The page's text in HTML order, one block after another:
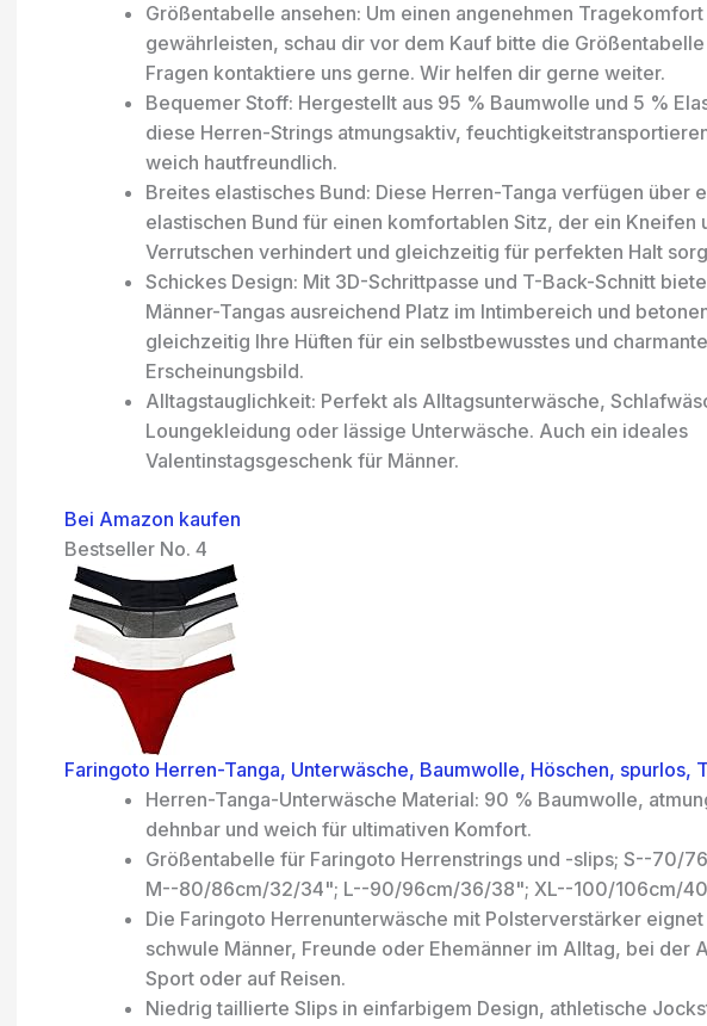
Größentabelle ansehen: Um einen angenehmen Tragekomfort
gewährleisten, schau dir vor dem Kauf bitte die Größentabelle
Fragen kontaktiere uns gerne. Wir helfen dir gerne weiter.
Bequemer Stoff: Hergestellt aus 95 % Baumwolle und 5 %
diese Herren-Strings atmungsaktiv,
weich hautfreundlich.
Breites elastisches Bund: Diese Herren-Tanga verfügen über
elastischen Bund für einen komfortablen Sitz, der ein Kneifen
Verrutschen verhindert und gleichzeitig für perfekten Halt
Schickes Design: Mit 3D-Schrittpasse und T-Back-Schnitt
Männer-Tangas ausreichend Platz im Intimbereich und
gleichzeitig Ihre Hüften für ein selbstbewusstes und
Erscheinungsbild.
Alltagstauglichkeit: Perfekt als Alltagsunterwäsche,
Loungekleidung oder lässige Unterwäsche. Auch ein ideales
Valentinstagsgeschenk für Männer.
Bei Amazon kaufen
Bestseller No. 4
Faringoto Herren-Tanga, Unterwäsche, Baumwolle, Höschen, spurlos,
Herren-Tanga-Unterwäsche Material: 90 % Baumwolle,
dehnbar und weich für ultimativen Komfort.
Größentabelle für Faringoto Herrenstrings und -slips; S--70/
M--80/86cm/32/34"; L--90/96cm/36/38"; XL--100/106cm/
Die Faringoto Herrenunterwäsche mit Polsterverstärker
schwule Männer, Freunde oder Ehemänner im Alltag, bei der
Sport oder auf Reisen.
Niedrig taillierte Slips in einfarbigem Design, athletische